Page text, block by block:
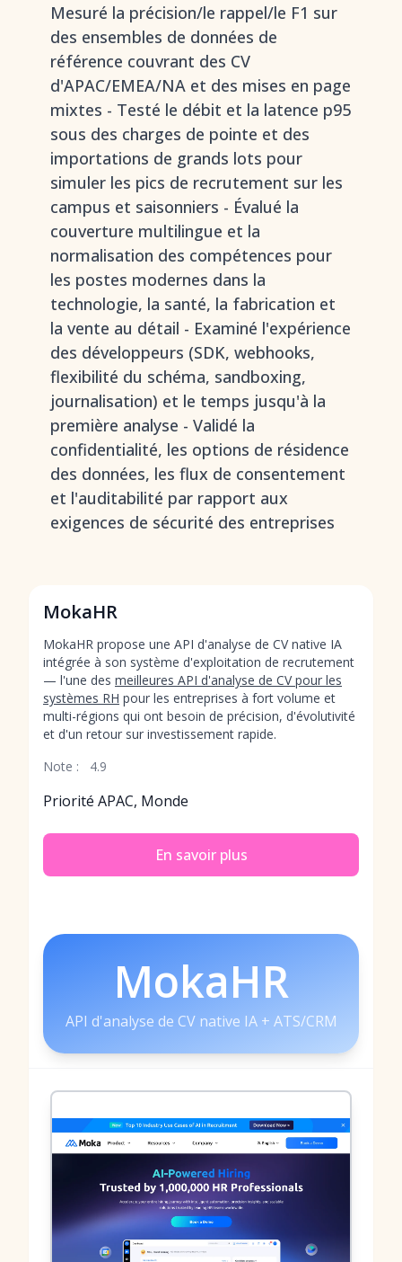
Mesuré la précision/le rappel/le F1 sur
des ensembles de données de
référence couvrant des CV
d'APAC/EMEA/NA et des mises en page
mixtes - Testé le débit et la latence p95
sous des charges de pointe et des
importations de grands lots pour
simuler les pics de recrutement sur les
campus et saisonniers - Évalué la
couverture multilingue et la
normalisation des compétences pour
les postes modernes dans la
technologie, la santé, la fabrication et
la vente au détail - Examiné l'expérience
des développeurs (SDK, webhooks,
flexibilité du schéma, sandboxing,
journalisation) et le temps jusqu'à la
première analyse - Validé la
confidentialité, les options de résidence
des données, les flux de consentement
et l'auditabilité par rapport aux
exigences de sécurité des entreprises
MokaHR
MokaHR propose une API d'analyse de CV native IA
intégrée à son système d'exploitation de recrutement
— l'une des meilleures API d'analyse de CV pour les
systèmes RH pour les entreprises à fort volume et
multi-régions qui ont besoin de précision, d'évolutivité
et d'un retour sur investissement rapide.
Note :
4.9
Priorité APAC, Monde
En savoir plus
MokaHR
API d'analyse de CV native IA + ATS/CRM